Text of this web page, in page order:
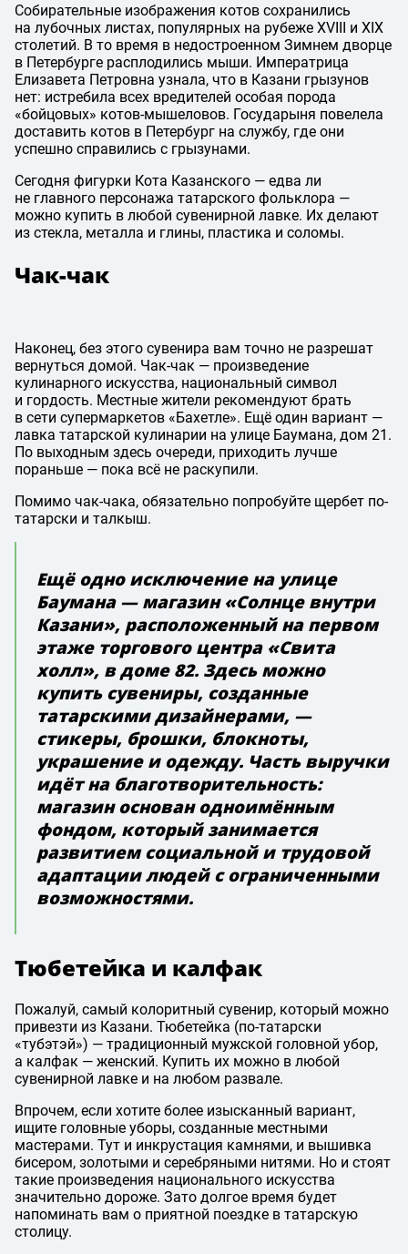
Собирательные изображения котов сохранились
на лубочных листах, популярных на рубеже XVIII и XIX
столетий. В то время в недостроенном Зимнем дворце
в Петербурге расплодились мыши. Императрица
Елизавета Петровна узнала, что в Казани грызунов
нет: истребила всех вредителей особая порода
«бойцовых» котов-мышеловов. Государыня повелела
доставить котов в Петербург на службу, где они
успешно справились с грызунами.
Сегодня фигурки Кота Казанского — едва ли
не главного персонажа татарского фольклора —
можно купить в любой сувенирной лавке. Их делают
из стекла, металла и глины, пластика и соломы.
Чак-чак
Наконец, без этого сувенира вам точно не разрешат
вернуться домой. Чак-чак — произведение
кулинарного искусства, национальный символ
и гордость. Местные жители рекомендуют брать
в сети супермаркетов «Бахетле». Ещё один вариант —
лавка татарской кулинарии на улице Баумана, дом 21.
По выходным здесь очереди, приходить лучше
пораньше — пока всё не раскупили.
Помимо чак-чака, обязательно попробуйте щербет по-
татарски и талкыш.
Ещё одно исключение на улице
Баумана — магазин «Солнце внутри
Казани», расположенный на первом
этаже торгового центра «Свита
холл», в доме 82. Здесь можно
купить сувениры, созданные
татарскими дизайнерами, —
стикеры, брошки, блокноты,
украшение и одежду. Часть выручки
идёт на благотворительность:
магазин основан одноимённым
фондом, который занимается
развитием социальной и трудовой
адаптации людей с ограниченными
возможностями.
Тюбетейка и калфак
Пожалуй, самый колоритный сувенир, который можно
привезти из Казани. Тюбетейка (по-татарски
«тубэтэй») — традиционный мужской головной убор,
а калфак — женский. Купить их можно в любой
сувенирной лавке и на любом развале.
Впрочем, если хотите более изысканный вариант,
ищите головные уборы, созданные местными
мастерами. Тут и инкрустация камнями, и вышивка
бисером, золотыми и серебряными нитями. Но и стоят
такие произведения национального искусства
значительно дороже. Зато долгое время будет
напоминать вам о приятной поездке в татарскую
столицу.